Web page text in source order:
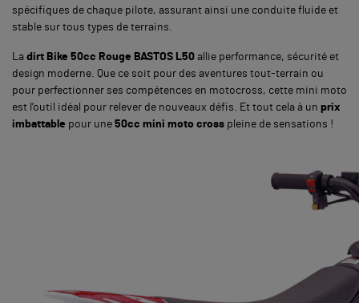
spécifiques de chaque pilote, assurant ainsi une conduite fluide et
stable sur tous types de terrains.
La dirt Bike 50cc Rouge BASTOS L50 allie performance, sécurité et
design moderne. Que ce soit pour des aventures tout-terrain ou
pour perfectionner ses compétences en motocross, cette mini moto
est l’outil idéal pour relever de nouveaux défis. Et tout cela à un prix
imbattable pour une 50cc mini moto cross pleine de sensations !